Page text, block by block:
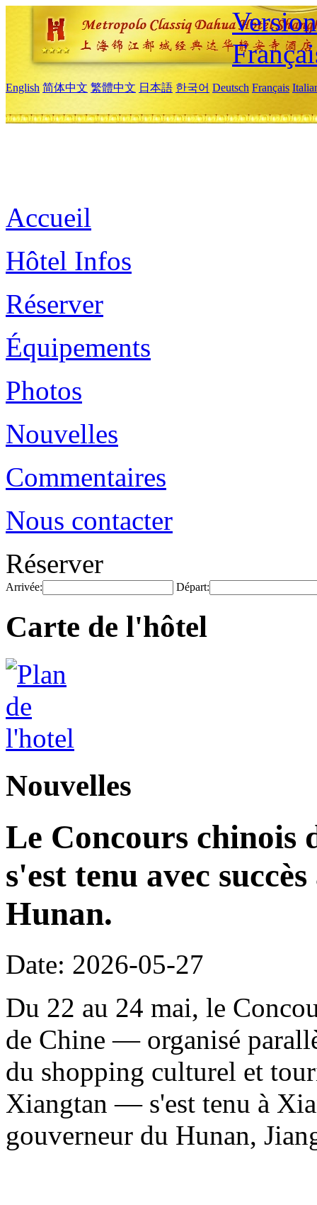
English 简体中文 繁體中文 日本語 한국어 Deutsch Français
Accueil
Hôtel Infos
Réserver
Équipements
Photos
Nouvelles
Commentaires
Nous contacter
Réserver
Arrivée: Départ:
Carte de l'hôtel
Nouvelles
Le Concours chinois
s'est tenu avec
Hunan.
Date: 2026-05-27
Du 22 au 24 mai, le
de Chine — organisé
du shopping culturel et
Xiangtan — s'est tenu à
gouverneur du Hunan,